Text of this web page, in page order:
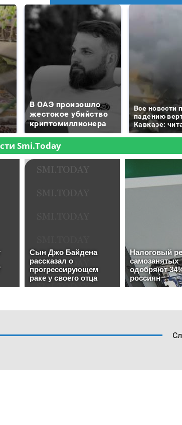
В ОАЭ произошло
жестокое убийство
криптомиллионера
Все новости
падению
Кавказе: